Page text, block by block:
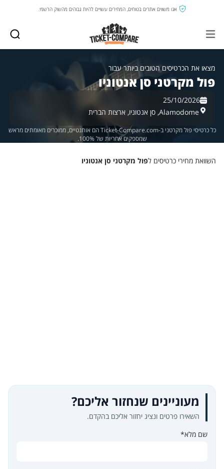
אנו משווים אתרים בטוחים, המחירים עשויים להיות גבוהים מהשוק הרשמי.
מצאו את הכרטיסים הטובים ביותר עבור
פול מקרטני סן אנטוניו
25/10/2026
Alamodome, סן אנטוניו, ארצות הברית
כל כרטיסי פול מקרטני ב-Ticket-Compare.com הם אותנטיים, ממוכרים מאומתים מראש
שמספקים אחריות של 100%.
השוואת מחירי כרטיסים לפול מקרטני סן אנטוניו
מעוניינים שנחזור אליכם?
השאירו פרטים ונציג יחזור אליכם בהקדם.
שם מלא*